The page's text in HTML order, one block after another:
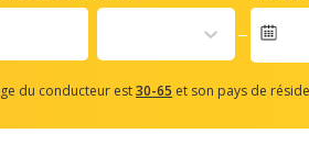
du conducteur est30-65 et son pays de